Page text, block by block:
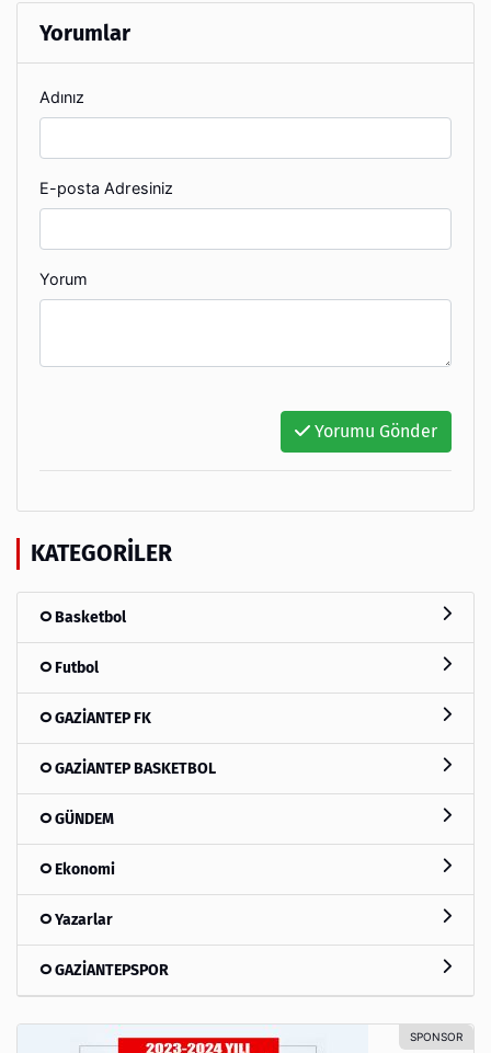
Yorumlar
Adınız
E-posta Adresiniz
Yorum
Yorumu Gönder
KATEGORILER
Basketbol
Futbol
GAZİANTEP FK
GAZİANTEP BASKETBOL
GÜNDEM
Ekonomi
Yazarlar
GAZİANTEPSPOR